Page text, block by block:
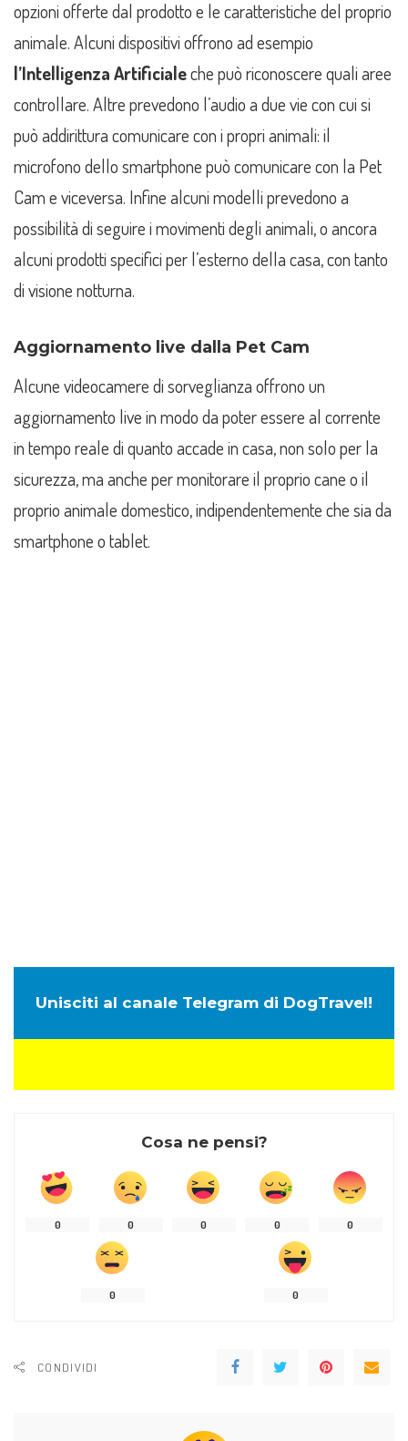
opzioni offerte dal prodotto e le caratteristiche del proprio
animale. Alcuni dispositivi offrono ad esempio
l’Intelligenza Artificialeche può riconoscere quali aree
controllare. Altre prevedono l’audio a due vie con cui si
può addirittura comunicare con i propri animali: il
microfono dello smartphone può comunicare con la Pet
Cam e viceversa. Infine alcuni modelli prevedono a
possibilità di seguire i movimenti degli animali, o ancora
alcuni prodotti specifici per l’esterno della casa, con tanto
di visione notturna.
Aggiornamento live dalla Pet Cam
Alcune videocamere di sorveglianza offrono un
aggiornamento live in modo da poter essere al corrente
in tempo reale di quanto accade in casa, non solo per la
sicurezza, ma anche per monitorare il proprio cane o il
proprio animale domestico, indipendentemente che sia da
smartphone o tablet.
Unisciti al canale Telegram di DogTravel!
Cosa ne pensi?
0 0 0 0 0
0 0
CONDIVIDI